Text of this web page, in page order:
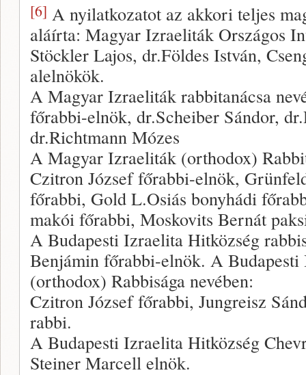
[6] A nyilatkozatot az akkori teljes
aláírta: Magyar Izraeliták Országos
Stöckler Lajos, dr.Földes István,
alelnökök.
A Magyar Izraeliták rabbitanácsa
főrabbi-elnök, dr.Scheiber Sándor,
dr.Richtmann Mózes
A Magyar Izraeliták (orthodox)
Czitron József főrabbi-elnök,
főrabbi, Gold L.Osiás bonyhádi
makói főrabbi, Moskovits Bernát
A Budapesti Izraelita Hitközség
Benjámin főrabbi-elnök. A
(orthodox) Rabbisága nevében:
Czitron József főrabbi, Jungreisz
rabbi.
A Budapesti Izraelita Hitközség
Steiner Marcell elnök.